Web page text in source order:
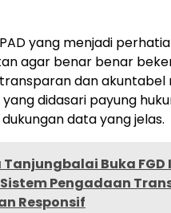
yang menjadi
agar benar benar
dan akuntabel
didasari payung
data yang jelas.
Buka FGD
Pengadaan
Responsif